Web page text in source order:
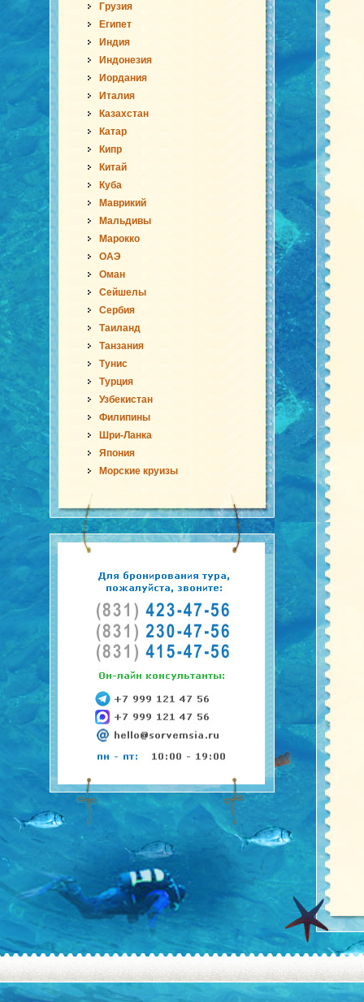
Грузия
Египет
Индия
Индонезия
Иордания
Италия
Казахстан
Катар
Кипр
Китай
Куба
Маврикий
Мальдивы
Марокко
ОАЭ
Оман
Сейшелы
Сербия
Таиланд
Танзания
Тунис
Турция
Узбекистан
Филипины
Шри-Ланка
Япония
Морские круизы